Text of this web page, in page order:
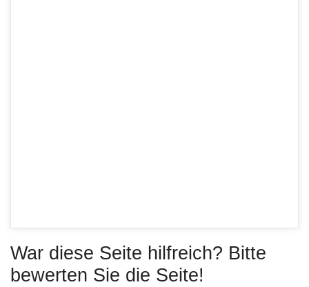
War diese Seite hilfreich? Bitte
bewerten Sie die Seite!